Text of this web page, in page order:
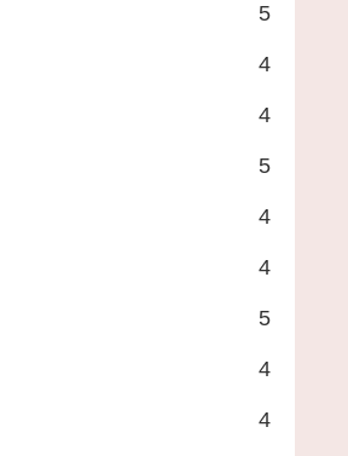
5
4
4
5
4
4
5
4
4